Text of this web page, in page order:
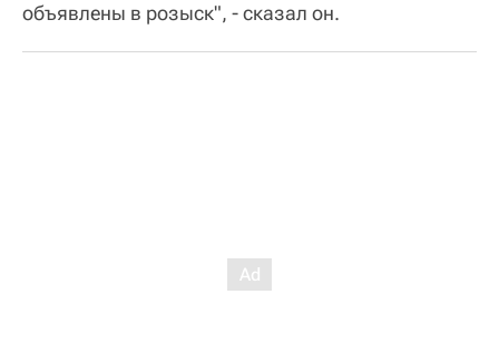
объявлены в розыск", - сказал он.